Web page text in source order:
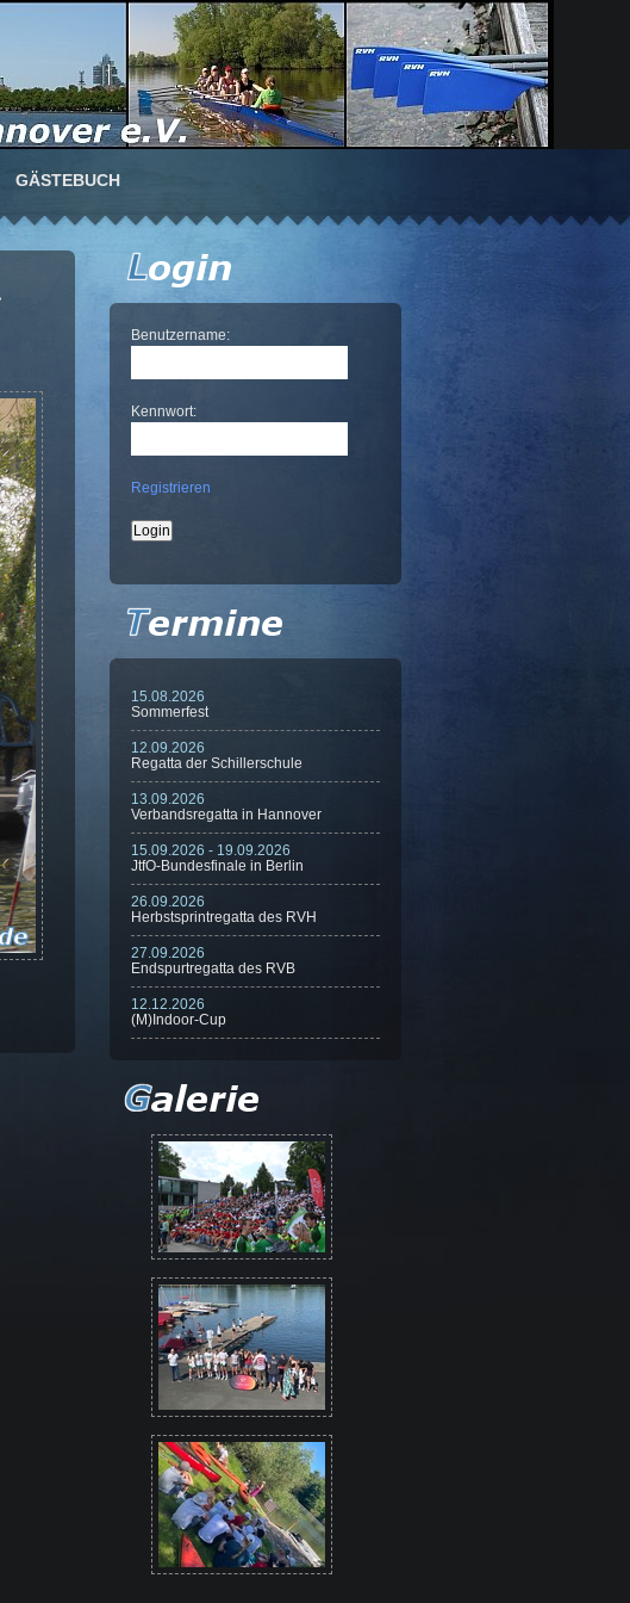
GÄSTEBUCH
Benutzername:
Kennwort:
Registrieren
15.08.2026
Sommerfest
12.09.2026
Regatta der Schillerschule
13.09.2026
Verbandsregatta in Hannover
15.09.2026 - 19.09.2026
JtfO-Bundesfinale in Berlin
26.09.2026
Herbstsprintregatta des RVH
27.09.2026
Endspurtregatta des RVB
12.12.2026
(M)Indoor-Cup